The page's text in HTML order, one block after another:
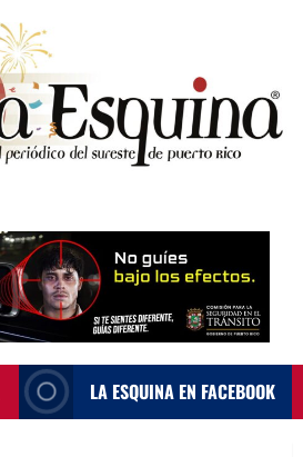
LA ESQUINA EN FACEBOOK